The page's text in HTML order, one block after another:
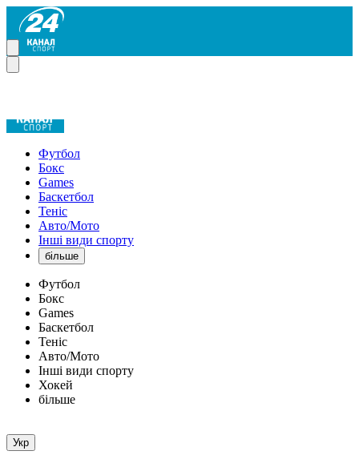
Футбол
Бокс
Games
Баскетбол
Теніс
Авто/Мото
Інші види спорту
більше
Футбол
Бокс
Games
Баскетбол
Теніс
Авто/Мото
Інші види спорту
Хокей
більше
Укр